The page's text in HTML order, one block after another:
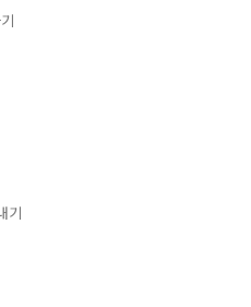
기